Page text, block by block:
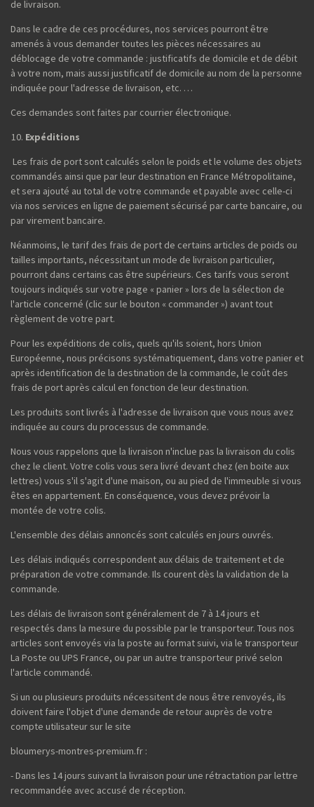
de livraison.
Dans le cadre de ces procédures, nos services pourront être
amenés à vous demander toutes les pièces nécessaires au
déblocage de votre commande : justificatifs de domicile et de débit
à votre nom, mais aussi justificatif de domicile au nom de la personne
indiquée pour l'adresse de livraison, etc. …
Ces demandes sont faites par courrier électronique.
Expéditions
Les frais de port sont calculés selon le poids et le volume des objets
commandés ainsi que par leur destination en France Métropolitaine,
et sera ajouté au total de votre commande et payable avec celle-ci
via nos services en ligne de paiement sécurisé par carte bancaire, ou
par virement bancaire.
Néanmoins, le tarif des frais de port de certains articles de poids ou
tailles importants, nécessitant un mode de livraison particulier,
pourront dans certains cas être supérieurs. Ces tarifs vous seront
toujours indiqués sur votre page « panier » lors de la sélection de
l'article concerné (clic sur le bouton « commander ») avant tout
règlement de votre part.
Pour les expéditions de colis, quels qu'ils soient, hors Union
Européenne, nous précisons systématiquement, dans votre panier et
après identification de la destination de la commande, le coût des
frais de port après calcul en fonction de leur destination.
Les produits sont livrés à l'adresse de livraison que vous nous avez
indiquée au cours du processus de commande.
Nous vous rappelons que la livraison n'inclue pas la livraison du colis
chez le client. Votre colis vous sera livré devant chez (en boite aux
lettres) vous s'il s'agit d'une maison, ou au pied de l'immeuble si vous
êtes en appartement. En conséquence, vous devez prévoir la
montée de votre colis.
L'ensemble des délais annoncés sont calculés en jours ouvrés.
Les délais indiqués correspondent aux délais de traitement et de
préparation de votre commande. Ils courent dès la validation de la
commande.
Les délais de livraison sont généralement de 7 à 14 jours et
respectés dans la mesure du possible par le transporteur. Tous nos
articles sont envoyés via la poste au format suivi, via le transporteur
La Poste ou UPS France, ou par un autre transporteur privé selon
l'article commandé.
Si un ou plusieurs produits nécessitent de nous être renvoyés, ils
doivent faire l'objet d'une demande de retour auprès de votre
compte utilisateur sur le site
bloumerys-montres-premium.fr :
- Dans les 14 jours suivant la livraison pour une rétractation par lettre
recommandée avec accusé de réception.